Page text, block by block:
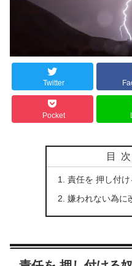
Twitter
Pocket
目次
責任を 押し付け
嫌われない為に